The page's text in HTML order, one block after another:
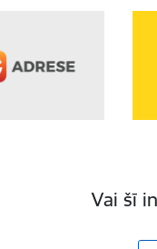
Vai šī